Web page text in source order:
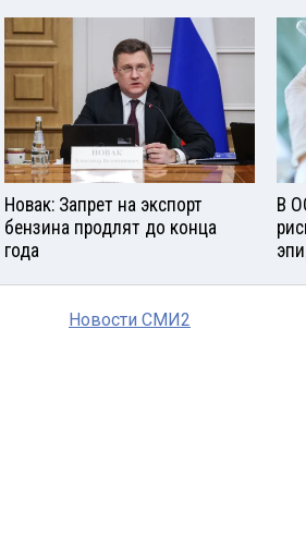
Новак: Запрет на экспорт
бензина продлят до конца
года
В
Новости СМИ2